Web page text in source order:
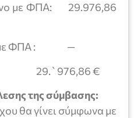
με ΦΠΑ: 29.976,86
με ΦΠΑ : —
29.`976,86 €
της σύμβασης:
θα γίνει σύμφωνα με